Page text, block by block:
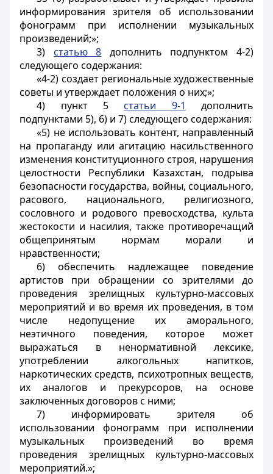
информирования зрителя об использовании
фонограмм при исполнении музыкальных
произведений;»;
3) статью 8 дополнить подпунктом 4-2)
следующего содержания:
«4-2) создает региональные художественные
советы и утверждает положения о них;»;
4) пункт 5 статьи 9-1
дополнить
подпунктами 5), 6) и 7) следующего содержания:
«5) не использовать контент, направленный
на пропаганду или агитацию насильственного
изменения конституционного строя, нарушения
целостности Республики Казахстан, подрыва
безопасности государства, войны, социального,
расового, национального, религиозного,
сословного и родового превосходства, культа
жестокости и насилия, также противоречащий
общепринятым нормам морали и
нравственности;
6) обеспечить надлежащее поведение
артистов при обращении со зрителями до
проведения зрелищных культурно-массовых
мероприятий и во время их проведения, в том
числе недопущение их аморального,
неэтичного поведения, которое может
выражаться в ненормативной лексике,
употреблении алкогольных напитков,
наркотических средств, психотропных веществ,
их аналогов и прекурсоров, на основе
заключенных договоров c ними;
7) информировать зрителя об
использовании фонограмм при исполнении
музыкальных произведений во время
проведения зрелищных культурно-массовых
мероприятий.»;